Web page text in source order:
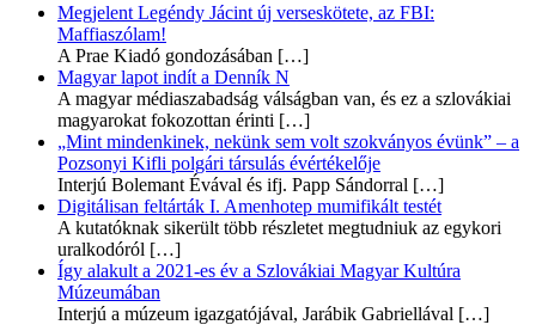
Megjelent Legéndy Jácint új verseskötete, az FBI:
Maffiaszólam!
A Prae Kiadó gondozásában […]
Magyar lapot indít a Denník N
A magyar médiaszabadság válságban van, és ez a szlovákiai
magyarokat fokozottan érinti […]
„Mint mindenkinek, nekünk sem volt szokványos évünk” – a
Pozsonyi Kifli polgári társulás évértékelője
Interjú Bolemant Évával és ifj. Papp Sándorral […]
Digitálisan feltárták I. Amenhotep mumifikált testét
A kutatóknak sikerült több részletet megtudniuk az egykori
uralkodóról […]
Így alakult a 2021-es év a Szlovákiai Magyar Kultúra
Múzeumában
Interjú a múzeum igazgatójával, Jarábik Gabriellával […]